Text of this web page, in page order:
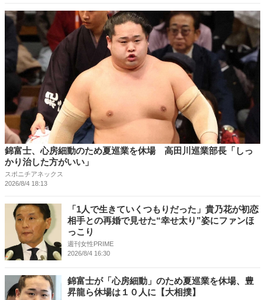
錦富士、心房細動のため夏巡業を休場 高田川巡業部長「しっ
かり治した方がいい」
スポニチアネックス
2026/8/4 18:13
「1人で生きていくつもりだった」貴乃花が初恋
相手との再婚で見せた“幸せ太り”姿にファンほ
っこり
週刊女性PRIME
2026/8/4 16:30
錦富士が「心房細動」のため夏巡業を休場、豊
昇龍ら休場は１０人に【大相撲】